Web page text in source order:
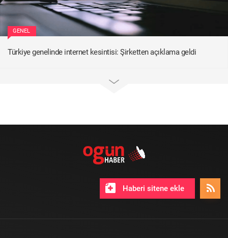
GENEL
Türkiye genelinde internet kesintisi: Şirketten açıklama geldi
Haberi sitene ekle